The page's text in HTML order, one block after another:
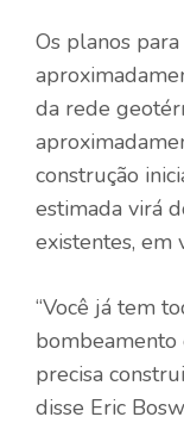
Os planos
da rede
construção
estimada virá
existentes, em
“Você já tem
bombeamento
precisa
disse Eric